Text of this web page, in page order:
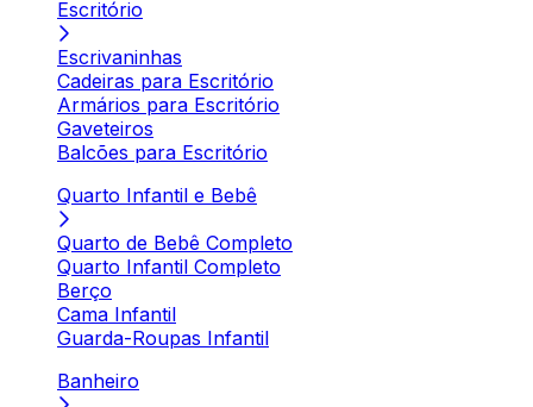
Escritório
Escrivaninhas
Cadeiras para Escritório
Armários para Escritório
Gaveteiros
Balcões para Escritório
Quarto Infantil e Bebê
Quarto de Bebê Completo
Quarto Infantil Completo
Berço
Cama Infantil
Guarda-Roupas Infantil
Banheiro